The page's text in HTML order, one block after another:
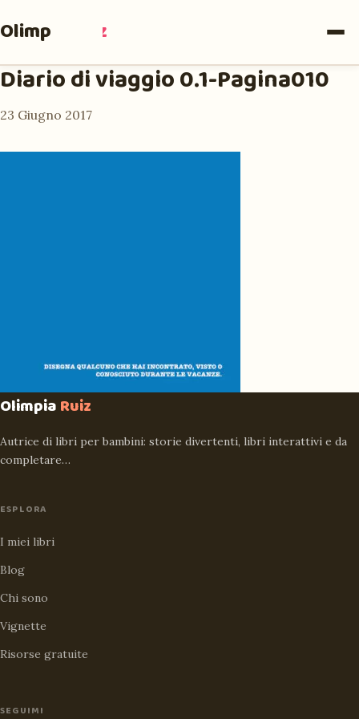
Olimpia Ruiz
Diario di viaggio 0.1-Pagina010
23 Giugno 2017
OlimpiaRuiz
Autrice di libri per bambini: storie divertenti, libri interattivi e da
completare…
ESPLORA
I miei libri
Blog
Chi sono
Vignette
Risorse gratuite
SEGUIMI